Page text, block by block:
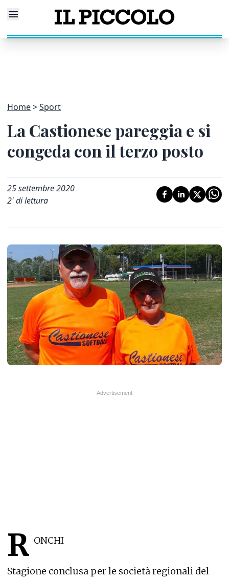
Home Sport
La Castionese pareggia e si
congeda con il terzo posto
25 settembre 2020
2' di lettura
R ONCHI
Stagione conclusa per le società regionali del